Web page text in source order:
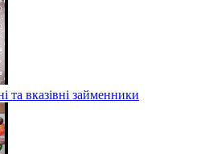
та вказівні займенники